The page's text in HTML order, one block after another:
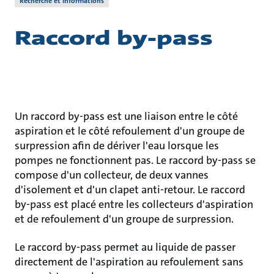
Raccord by-pass
Un raccord by-pass est une liaison entre le côté
aspiration et le côté refoulement d'un groupe de
surpression afin de dériver l'eau lorsque les
pompes ne fonctionnent pas. Le raccord by-pass se
compose d'un collecteur, de deux vannes
d'isolement et d'un clapet anti-retour. Le raccord
by-pass est placé entre les collecteurs d'aspiration
et de refoulement d'un groupe de surpression.
Le raccord by-pass permet au liquide de passer
directement de l'aspiration au refoulement sans